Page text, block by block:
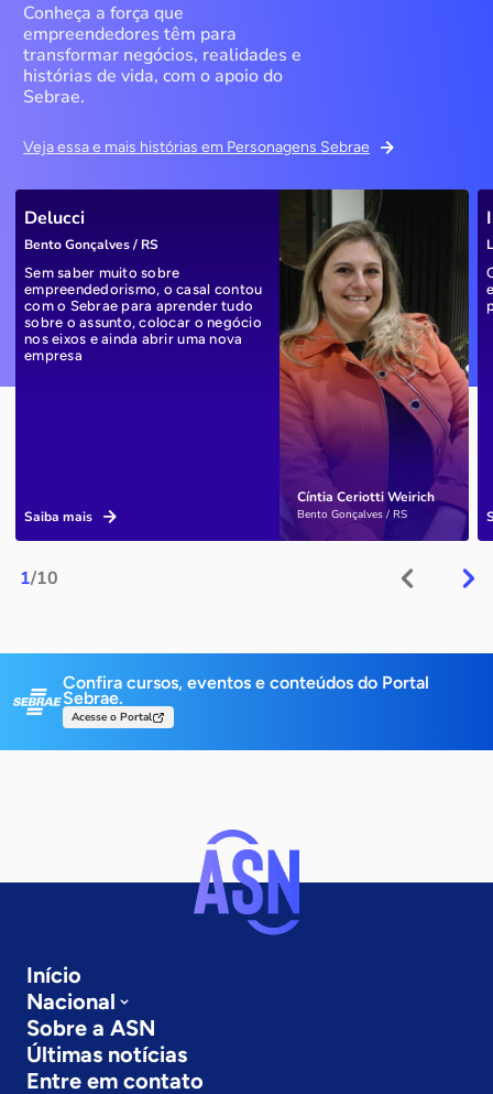
Conheça a força que
empreendedores têm para
transformar negócios, realidades e
histórias de vida, com o apoio do
Sebrae.
Veja essa e mais histórias em Personagens Sebrae
1/10
Cíntia Ceriotti Weirich
Bento Gonçalves / RS
Delucci
Bento Gonçalves / RS
Sem saber muito sobre
empreendedorismo, o casal contou
com o Sebrae para aprender tudo
sobre o assunto, colocar o negócio
nos eixos e ainda abrir uma nova
empresa
Saiba mais
Confira cursos, eventos e conteúdos do Portal
Sebrae.
Acesse o Portal
Início
Nacional
Sobre a ASN
Últimas notícias
Entre em contato